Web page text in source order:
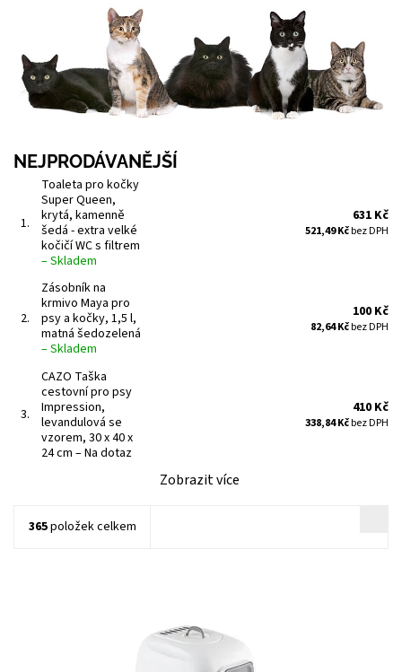
NEJPRODÁVANĚJŠÍ
1.
Toaleta pro kočky
Super Queen,
krytá, kamenně
šedá - extra velké
kočičí WC s filtrem
–Skladem
631 Kč
521,49 Kčbez DPH
2.
Zásobník na
krmivo Maya pro
psy a kočky, 1,5 l,
matná šedozelená
–Skladem
100 Kč
82,64 Kčbez DPH
3.
CAZO Taška
cestovní pro psy
Impression,
levandulová se
vzorem, 30 x 40 x
24 cm –Na dotaz
410 Kč
338,84 Kčbez DPH
Zobrazit více
365položek celkem